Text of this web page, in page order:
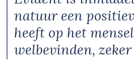
natuur een
heeft op het
welbevinden,